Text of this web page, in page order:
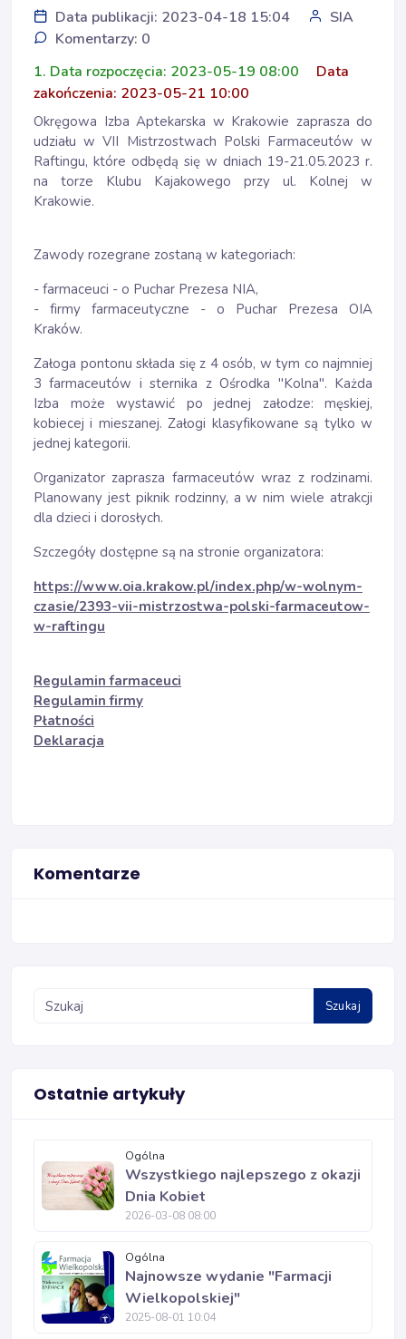
Data publikacji: 2023-04-18 15:04
SIA
Komentarzy: 0
1. Data rozpoczęcia: 2023-05-19 08:00
Data
zakończenia: 2023-05-21 10:00
Okręgowa Izba Aptekarska w Krakowie zaprasza do
udziału w VII Mistrzostwach Polski Farmaceutów w
Raftingu, które odbędą się w dniach 19-21.05.2023 r.
na torze Klubu Kajakowego przy ul. Kolnej w
Krakowie.
Zawody rozegrane zostaną w kategoriach:
- farmaceuci - o Puchar Prezesa NIA,
- firmy farmaceutyczne - o Puchar Prezesa OIA
Kraków.
Załoga pontonu składa się z 4 osób, w tym co najmniej
3 farmaceutów i sternika z Ośrodka "Kolna". Każda
Izba może wystawić po jednej załodze: męskiej,
kobiecej i mieszanej. Załogi klasyfikowane są tylko w
jednej kategorii.
Organizator zaprasza farmaceutów wraz z rodzinami.
Planowany jest piknik rodzinny, a w nim wiele atrakcji
dla dzieci i dorosłych.
Szczegóły dostępne są na stronie organizatora:
https://www.oia.krakow.pl/index.php/w-wolnym-
czasie/2393-vii-mistrzostwa-polski-farmaceutow-
w-raftingu
Regulamin farmaceuci
Regulamin firmy
Płatności
Deklaracja
Komentarze
Szukaj
Ostatnie artykuły
Ogólna
Wszystkiego najlepszego z okazji
Dnia Kobiet
2026-03-08 08:00
Ogólna
Najnowsze wydanie "Farmacji
Wielkopolskiej"
2025-08-01 10:04